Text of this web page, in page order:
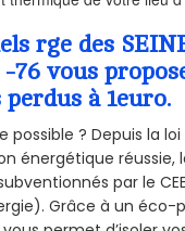
rge des
vous
perdus à 1euro.
? Depuis la loi
énergétique réussie,
par le
Grâce à un